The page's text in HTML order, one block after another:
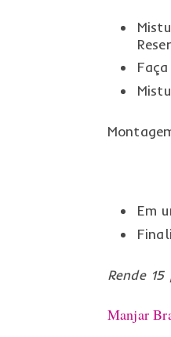
Em
Rende 15
Manjar